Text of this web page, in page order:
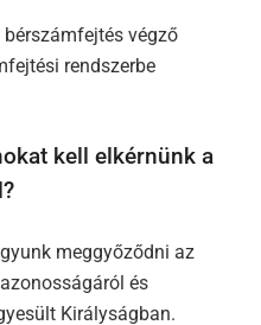
végző
rendszerbe
kell elkérnünk a
meggyőződni az
és
Királyságban.